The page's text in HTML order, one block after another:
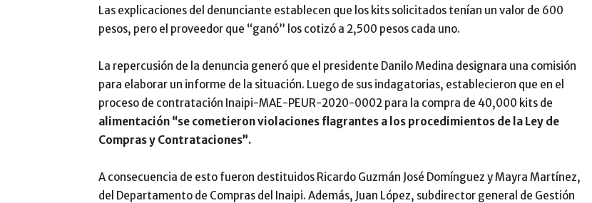
Las explicaciones del denunciante establecen que los kits solicitados tenían un valor de 600
pesos, pero el proveedor que “ganó” los cotizó a 2,500 pesos cada uno.
La repercusión de la denuncia generó que el presidente Danilo Medina designara una comisión
para elaborar un informe de la situación. Luego de sus indagatorias, establecieron que en el
proceso de contratación Inaipi-MAE-PEUR-2020-0002 para la compra de 40,000 kits de
alimentación “se cometieron violaciones flagrantes a los procedimientos de la Ley de
Compras y Contrataciones”.
A consecuencia de esto fueron destituidos Ricardo Guzmán José Domínguez y Mayra Martínez,
del Departamento de Compras del Inaipi. Además, Juan López, subdirector general de Gestión